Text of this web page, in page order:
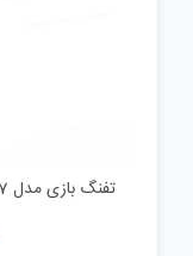
تفنگ بازی مدل AK47